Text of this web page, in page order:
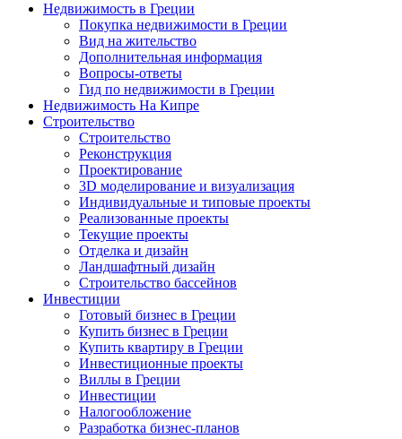
Недвижимость в Греции
Покупка недвижимости в Греции
Вид на жительство
Дополнительная информация
Вопросы-ответы
Гид по недвижимости в Греции
Недвижимость На Кипре
Строительство
Строительство
Реконструкция
Проектирование
3D моделирование и визуализация
Индивидуальные и типовые проекты
Реализованные проекты
Текущие проекты
Отделка и дизайн
Ландшафтный дизайн
Строительство бассейнов
Инвестиции
Готовый бизнес в Греции
Купить бизнес в Греции
Купить квартиру в Греции
Инвестиционные проекты
Виллы в Греции
Инвестиции
Налогообложение
Разработка бизнес-планов